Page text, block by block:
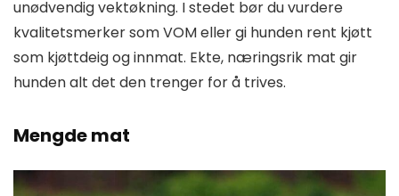
unødvendig vektøkning. I stedet bør du vurdere
kvalitetsmerker som VOM eller gi hunden rent kjøtt
som kjøttdeig og innmat. Ekte, næringsrik mat gir
hunden alt det den trenger for å trives.
Mengde mat